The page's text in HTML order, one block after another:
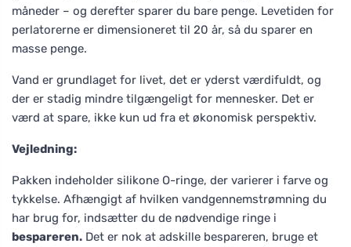
måneder – og derefter sparer du bare penge. Levetiden for
perlatorerne er dimensioneret til 20 år, så du sparer en
masse penge.
Vand er grundlaget for livet, det er yderst værdifuldt, og
der er stadig mindre tilgængeligt for mennesker. Det er
værd at spare, ikke kun ud fra et økonomisk perspektiv.
Vejledning:
Pakken indeholder silikone O-ringe, der varierer i farve og
tykkelse. Afhængigt af hvilken vandgennemstrømning du
har brug for, indsætter du de nødvendige ringe i
bespareren. Det er nok at adskille bespareren, bruge et